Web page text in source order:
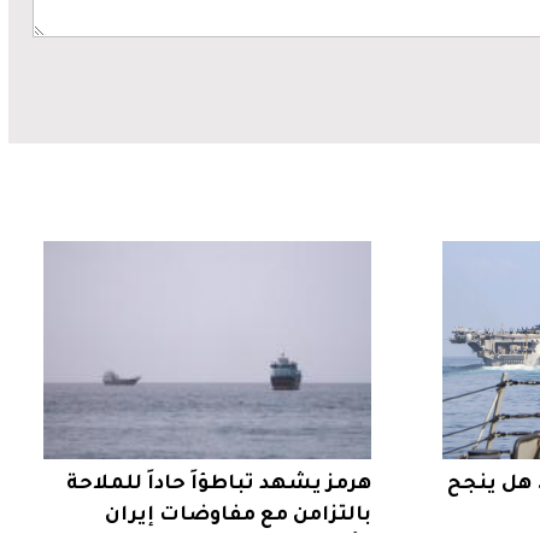
هل ينجح
هرمز يشهد تباطؤاً حاداً للملاحة
بالتزامن مع مفاوضات إيران